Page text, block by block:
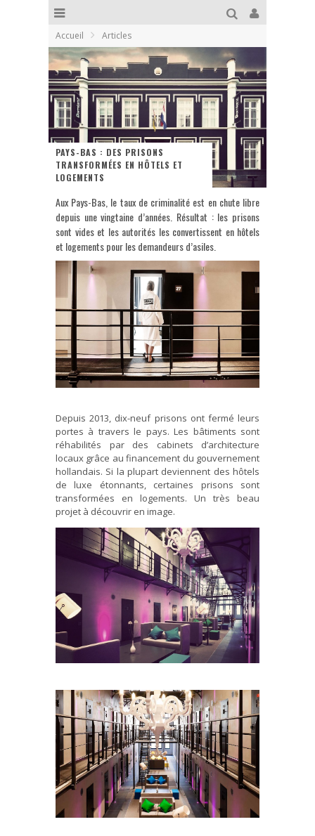
Accueil Articles
PAYS-BAS : DES PRISONS
TRANSFORMÉES EN HÔTELS ET
LOGEMENTS
Aux Pays-Bas, le taux de criminalité est en chute libre
depuis une vingtaine d’années. Résultat : les prisons
sont vides et les autorités les convertissent en hôtels
et logements pour les demandeurs d’asiles.
Depuis 2013, dix-neuf prisons ont fermé leurs
portes à travers le pays. Les bâtiments sont
réhabilités par des cabinets d’architecture
locaux grâce au financement du gouvernement
hollandais. Si la plupart deviennent des hôtels
de luxe étonnants, certaines prisons sont
transformées en logements. Un très beau
projet à découvrir en image.